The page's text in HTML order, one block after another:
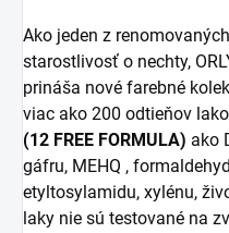
Ako jeden z
starostlivosť o nechty,
prináša nové farebné
viac ako 200 odtieňov
(12 FREE FORMULA) ako
gáfru, MEHQ ,
etyltosylamidu, xylénu,
laky nie sú testované na